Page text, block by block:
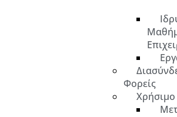
Φορείς
Χρήσιμο